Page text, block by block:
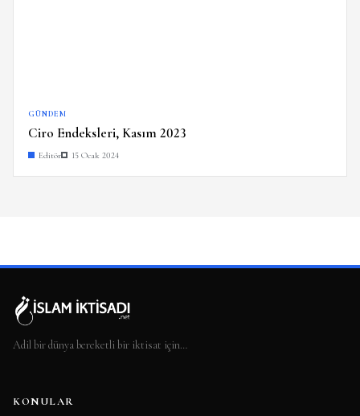
GÜNDEM
Ciro Endeksleri, Kasım 2023
Editör 15 Ocak 2024
Adil bir dünya bereketli bir iktisat için…
KONULAR